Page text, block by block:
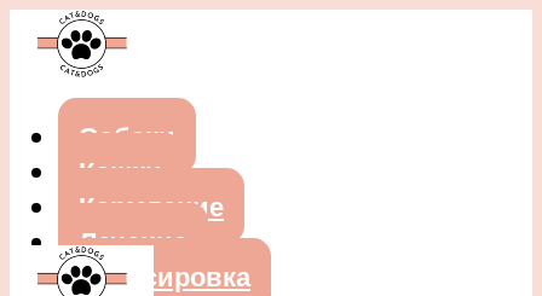
Собаки
Кошки
Кормление
Лечение
Дрессировка